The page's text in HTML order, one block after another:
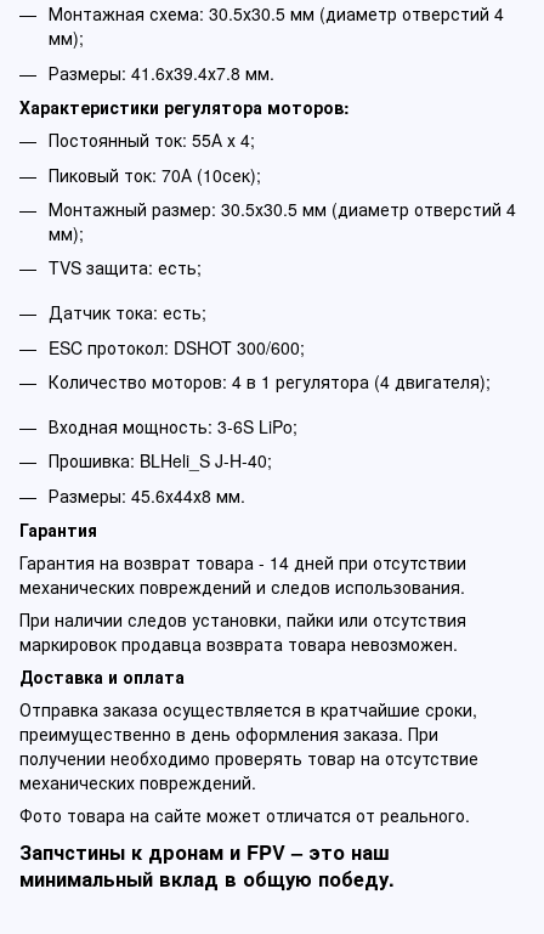
Монтажная схема: 30.5х30.5 мм (диаметр отверстий 4
мм);
Размеры: 41.6х39.4х7.8 мм.
Характеристики регулятора моторов:
Постоянный ток: 55А х 4;
Пиковый ток: 70А (10сек);
Монтажный размер: 30.5х30.5 мм (диаметр отверстий 4
мм);
TVS защита: есть;
Датчик тока: есть;
ESC протокол: DSHOT 300/600;
Количество моторов: 4 в 1 регулятора (4 двигателя);
Входная мощность: 3-6S LiPo;
Прошивка: BLHeli_S J-H-40;
Размеры: 45.6х44х8 мм.
Гарантия
Гарантия на возврат товара - 14 дней при отсутствии
механических повреждений и следов использования.
При наличии следов установки, пайки или отсутствия
маркировок продавца возврата товара невозможен.
Доставка и оплата
Отправка заказа осуществляется в кратчайшие сроки,
преимущественно в день оформления заказа. При
получении необходимо проверять товар на отсутствие
механических повреждений.
Фото товара на сайте может отличатся от реального.
Запчстины к дронам и FPV – это наш
минимальный вклад в общую победу.